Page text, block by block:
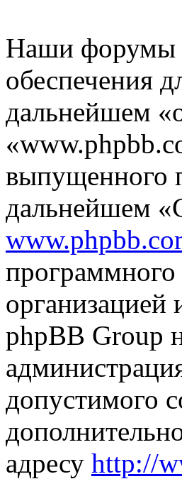
Наши форумы
обеспечения
дальнейшем
выпущенного
дальнейшем
программного
phpBB Group
допустимого
адресу http://